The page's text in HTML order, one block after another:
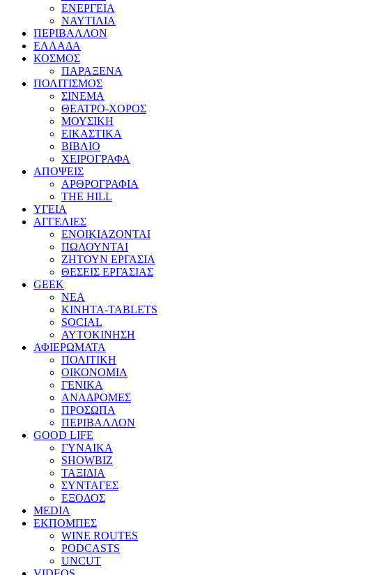
ΕΝΕΡΓΕΙΑ
ΝΑΥΤΙΛΙΑ
ΠΕΡΙΒΑΛΛΟΝ
ΕΛΛΑΔΑ
ΚΟΣΜΟΣ
ΠΑΡΑΞΕΝΑ
ΠΟΛΙΤΙΣΜΟΣ
ΣΙΝΕΜΑ
ΘΕΑΤΡΟ-ΧΟΡΟΣ
ΜΟΥΣΙΚΗ
ΕΙΚΑΣΤΙΚΑ
ΒΙΒΛΙΟ
ΧΕΙΡΟΓΡΑΦΑ
ΑΠΟΨΕΙΣ
ΑΡΘΡΟΓΡΑΦΙΑ
THE HILL
ΥΓΕΙΑ
ΑΓΓΕΛΙΕΣ
ΕΝΟΙΚΙΑΖΟΝΤΑΙ
ΠΩΛΟΥΝΤΑΙ
ΖΗΤΟΥΝ ΕΡΓΑΣΙΑ
ΘΕΣΕΙΣ ΕΡΓΑΣΙΑΣ
GEEK
ΝΕΑ
ΚΙΝΗΤΑ-TABLETS
SOCIAL
ΑΥΤΟΚΙΝΗΣΗ
ΑΦΙΕΡΩΜΑΤΑ
ΠΟΛΙΤΙΚΗ
ΟΙΚΟΝΟΜΙΑ
ΓΕΝΙΚΑ
ΑΝΑΔΡΟΜΕΣ
ΠΡΟΣΩΠΑ
ΠΕΡΙΒΑΛΛΟΝ
GOOD LIFE
ΓΥΝΑΙΚΑ
SHOWBIZ
ΤΑΞΙΔΙΑ
ΣΥΝΤΑΓΕΣ
ΕΞΟΔΟΣ
MEDIA
ΕΚΠΟΜΠΕΣ
WINE ROUTES
PODCASTS
UNCUT